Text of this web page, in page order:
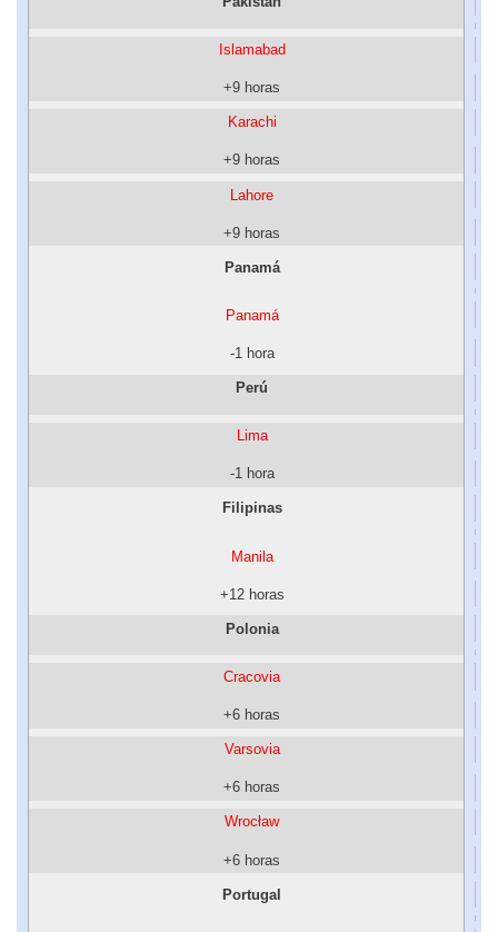
Islamabad
+9 horas
Karachi
+9 horas
Lahore
+9 horas
Panamá
Panamá
-1 hora
Perú
Lima
-1 hora
Filipinas
Manila
+12 horas
Polonia
Cracovia
+6 horas
Varsovia
+6 horas
Wrocław
+6 horas
Portugal